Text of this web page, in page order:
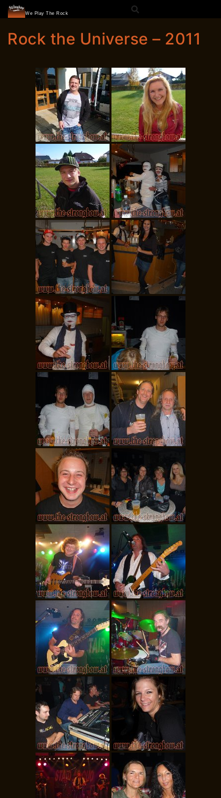
Skip
content
We Play The Rock
Rock the Universe – 2011